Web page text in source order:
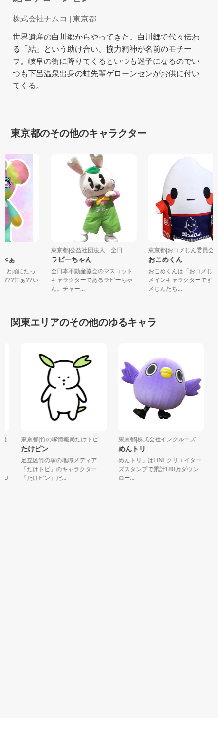
株式会社ナムコ | 東京都
世界遺産の白川郷からやってきた。白川郷で代々伝わ
る「結」という助け合い、協力精神が名前のモチー
フ。岐阜の街に降りてくるといつも迷子になるのでい
つも下呂温泉出身の蛙先輩ゲローンセンがお供に付い
てくる。
東京都のその他のキャラクター
べぁ
スと頭にたっ
????甘ぁ??い
東京都|公益社団法人 全日...
ラビーちゃん
全日本不動産協会のマスコット
キャラクターであるラビーちゃ
ん。チャー...
東京都|おコメじん委員
おこめくん
おこめくんは「おコメ
メインキャラクターで
メじんたち...
関東エリアのその他のゆるキャラ
東京都|竹の塚情報局たけトピ
たけピン
足立区竹の塚の地域メディア
「たけトピ」のキャラクター
「たけピン」だ...
東京都|株式会社インクルーズ
めんトリ
めんトリ」はLINEクリエイター
ズスタンプで累計180万ダウン
ロー...